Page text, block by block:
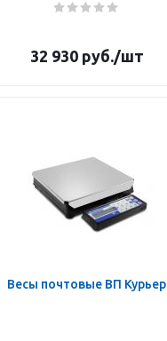
32 930руб./шт
Весы почтовые ВП Курьер